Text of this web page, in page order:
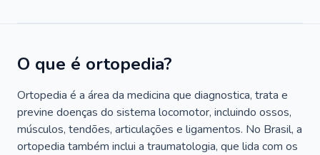
O que é ortopedia?
Ortopedia é a área da medicina que diagnostica, trata e
previne doenças do sistema locomotor, incluindo ossos,
músculos, tendões, articulações e ligamentos. No Brasil, a
ortopedia também inclui a traumatologia, que lida com os